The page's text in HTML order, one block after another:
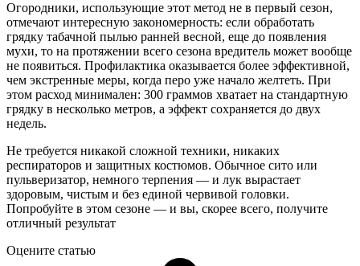
Огородники, использующие этот метод не в первый сезон,
отмечают интересную закономерность: если обработать
грядку табачной пылью ранней весной, еще до появления
мухи, то на протяжении всего сезона вредитель может вообще
не появиться. Профилактика оказывается более эффективной,
чем экстренные меры, когда перо уже начало желтеть. При
этом расход минимален: 300 граммов хватает на стандартную
грядку в несколько метров, а эффект сохраняется до двух
недель.
Не требуется никакой сложной техники, никаких
респираторов и защитных костюмов. Обычное сито или
пульверизатор, немного терпения — и лук вырастает
здоровым, чистым и без единой червивой головки.
Попробуйте в этом сезоне — и вы, скорее всего, получите
отличный результат
Оцените статью